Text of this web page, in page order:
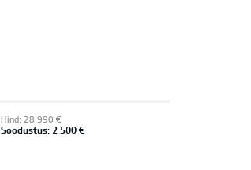
Hind: 28 990 €
Soodustus: 2 500 €